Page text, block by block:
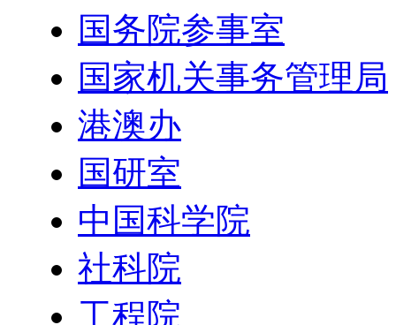
国家医疗保障局
国务院参事室
国家机关事务管理局
港澳办
国研室
中国科学院
社科院